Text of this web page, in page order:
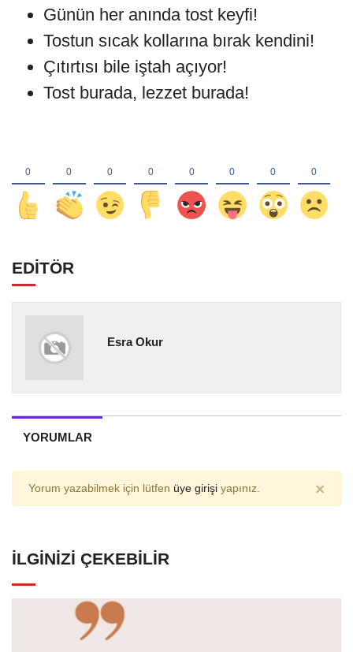
Günün her anında tost keyfi!
Tostun sıcak kollarına bırak kendini!
Çıtırtısı bile iştah açıyor!
Tost burada, lezzet burada!
EDİTÖR
Esra Okur
YORUMLAR
Yorum yazabilmek için lütfen üye girişi yapınız. ×
İLGINIZI ÇEKEBILIR